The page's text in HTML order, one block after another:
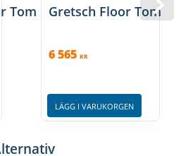
Tom CaseGretsch Floor Tom
6 565 KR
LÄGG I VARUKORGEN